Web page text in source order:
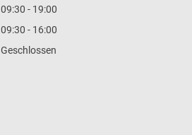
09:30 - 19:00
09:30 - 16:00
Geschlossen